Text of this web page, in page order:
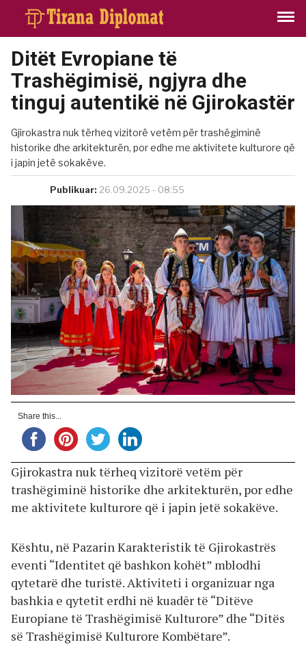
Ditët Evropiane të
Trashëgimisë, ngjyra dhe
tinguj autentikë në Gjirokastër
Gjirokastra nuk tërheq vizitorë vetëm për trashëgiminë
historike dhe arkitekturën, por edhe me aktivitete kulturore që
i japin jetë sokakëve.
Publikuar: 26.09.2025 - 08:55
Share this...
Gjirokastra nuk tërheq vizitorë vetëm për
trashëgiminë historike dhe arkitekturën, por edhe
me aktivitete kulturore që i japin jetë sokakëve.
Kështu, në Pazarin Karakteristik të Gjirokastrës
eventi “Identitet që bashkon kohët” mblodhi
qytetarë dhe turistë. Aktiviteti i organizuar nga
bashkia e qytetit erdhi në kuadēr të “Ditëve
Europiane të Trashëgimisë Kulturore” dhe “Ditës
së Trashëgimisë Kulturore Kombëtare”.